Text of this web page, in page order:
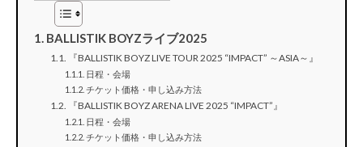
BALLISTIK BOYZライブ2025
『BALLISTIK BOYZ LIVE TOUR 2025 “IMPACT” ～ASIA～』
日程・会場
チケット価格・申し込み方法
『BALLISTIK BOYZ ARENA LIVE 2025 “IMPACT”』
日程・会場
チケット価格・申し込み方法